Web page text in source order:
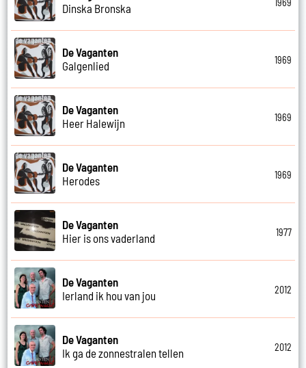
Dinska Bronska
1969
De Vaganten
Galgenlied
1969
De Vaganten
Heer Halewijn
1969
De Vaganten
Herodes
1969
De Vaganten
Hier is ons vaderland
1977
De Vaganten
Ierland ik hou van jou
2012
De Vaganten
Ik ga de zonnestralen tellen
2012